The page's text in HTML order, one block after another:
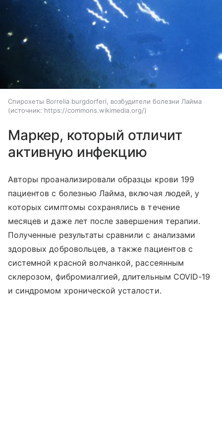
Спирохеты Borrelia burgdorferi, возбудители болезни Лайма
источник: https://commons.wikimedia.org/
Маркер, который отличит
активную инфекцию
Авторы проанализировали образцы крови 199
пациентов с болезнью Лайма, включая людей, у
которых симптомы сохранялись в течение
месяцев и даже лет после завершения терапии.
Полученные результаты сравнили с анализами
здоровых добровольцев, а также пациентов с
системной красной волчанкой, рассеянным
склерозом, фибромиалгией, длительным COVID-19
и синдромом хронической усталости.